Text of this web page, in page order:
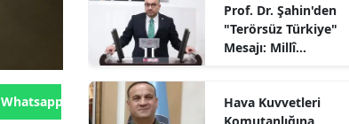
Whatsapp'tan Gönder
Prof. Dr. Şahin'den
"Terörsüz Türkiye"
Mesajı: Millî
Hava Kuvvetleri